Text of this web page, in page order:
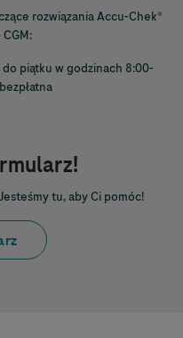
rozwiązaniaAccu-Chek®
piątku w godzinach 8:00-
tu, aby Ci pomóc!